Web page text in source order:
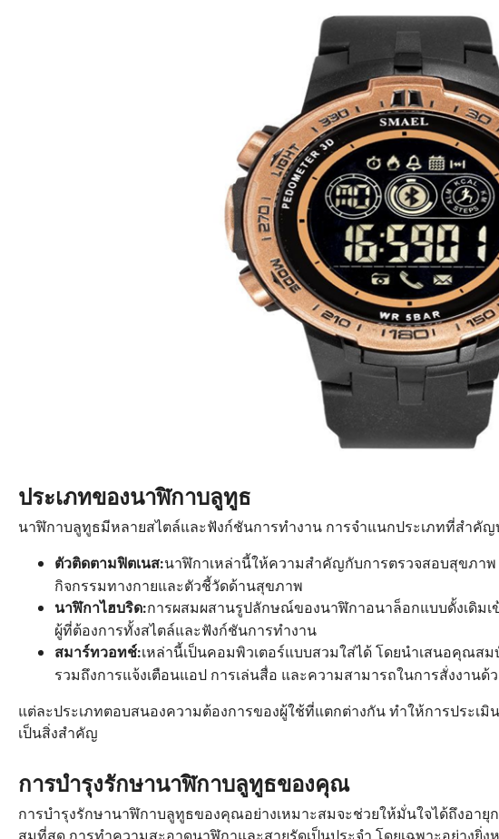
ประเภทของนาฬิกาบลูทูธ
นาฬิกาบลูทูธมีหลายสไตล์และฟังก์ชันการทำงาน การจำแนกประเภทที่สำคัญ
ตัวติดตามฟิตเนส:นาฬิกาเหล่านี้ให้ความสำคัญกับการตรวจสอบสุขภาพ
กิจกรรมทางกายและตัวชี้วัดด้านสุขภาพ
นาฬิกาไฮบริด:การผสมผสานรูปลักษณ์ของนาฬิกาอนาล็อกแบบดั้งเดิม
ผู้ที่ต้องการทั้งสไตล์และฟังก์ชันการทำงาน
สมาร์ทวอทช์:เหล่านี้เป็นคอมพิวเตอร์แบบสวมใส่ได้ โดยนำเสนอคุณส
รวมถึงการแจ้งเตือนแอป การเล่นสื่อ และความสามารถในการสั่งงานด้ว
แต่ละประเภทตอบสนองความต้องการของผู้ใช้ที่แตกต่างกัน ทำให้การประเ
เป็นสิ่งสำคัญ
การบำรุงรักษานาฬิกาบลูทูธของคุณ
การบำรุงรักษานาฬิกาบลูทูธของคุณอย่างเหมาะสมจะช่วยให้มั่นใจได้ถึงอายุ